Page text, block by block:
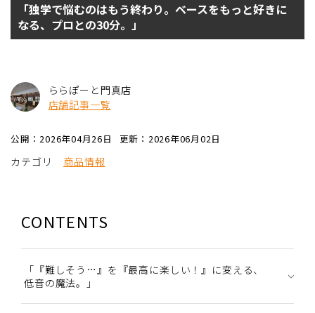
「独学で悩むのはもう終わり。ベースをもっと好きに
なる、プロとの30分。」
ららぽーと門真店
店舗記事一覧
公開：2026年04月26日 更新：2026年06月02日
カテゴリ 商品情報
CONTENTS
「『難しそう…』を『最高に楽しい！』に変える、
低音の魔法。」